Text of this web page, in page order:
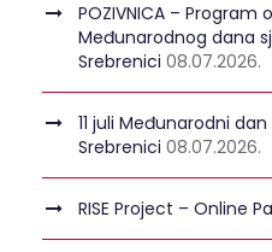
POZIVNICA – Program
Međunarodnog dana
Srebrenici 08.07.2026.
11 juli Međunarodni
Srebrenici 08.07.2026.
RISE Project – Online